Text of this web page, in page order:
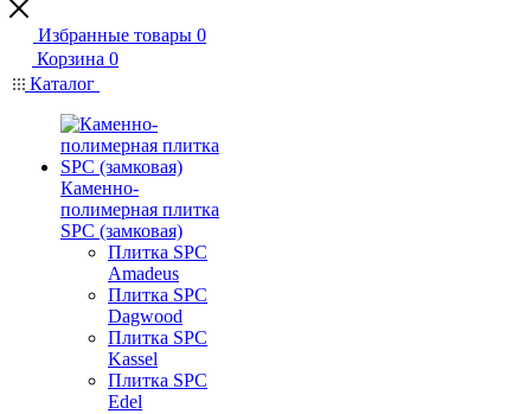
Избранные товары 0
Корзина 0
Каталог
Каменно-
полимерная плитка
SPC (замковая)
Плитка SPC
Amadeus
Плитка SPC
Dagwood
Плитка SPC
Kassel
Плитка SPC
Edel